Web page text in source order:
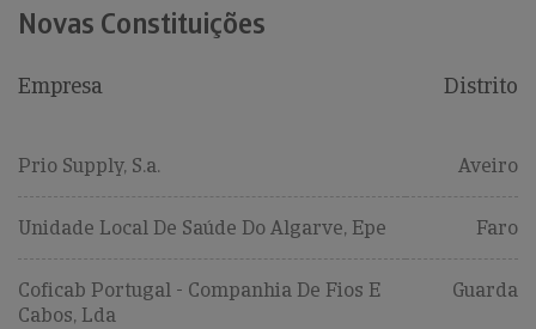
Novas Constituições
Empresa Distrito
Prio Supply, S.a. Aveiro
Unidade Local De Saúde Do Algarve, Epe Faro
Coficab Portugal - Companhia De Fios E
Cabos, Lda
Guarda